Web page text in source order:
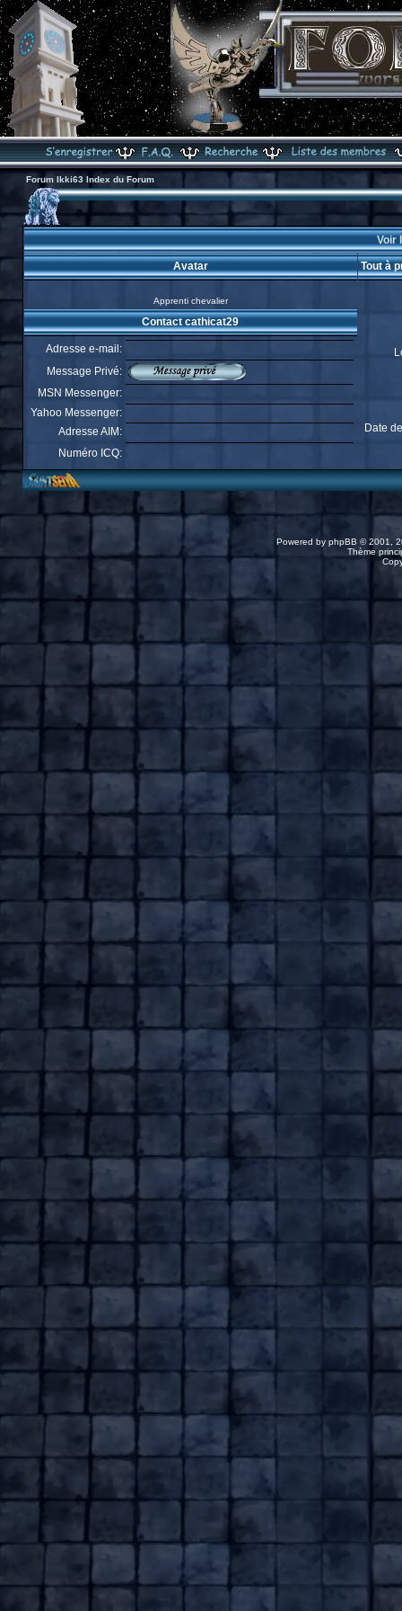
Forum Ikki63 Index du Forum
Voir
Avatar Tout à
Apprenti chevalier
Date
Contact cathicat29
Adresse e-mail:
Message Privé:
MSN Messenger:
Yahoo Messenger:
Adresse AIM:
Numéro ICQ:
Powered by phpBB © 2001,
Thème